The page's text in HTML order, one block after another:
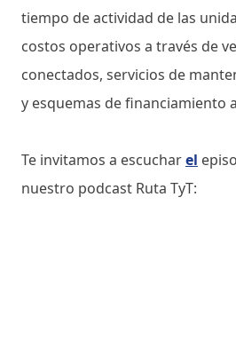
tiempo de actividad de las
costos operativos a través de
conectados, servicios de
y esquemas de financiamiento
Te invitamos a escucharel
nuestro podcast Ruta TyT: